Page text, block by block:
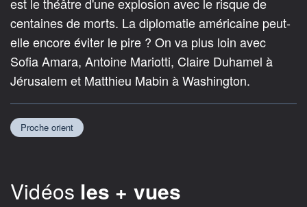
centaines de morts. La diplomatie américaine peut-
elle encore éviter le pire ? On va plus loin avec
Sofia Amara, Antoine Mariotti, Claire Duhamel à
Jérusalem et Matthieu Mabin à Washington.
Proche orient
Vidéos les + vues